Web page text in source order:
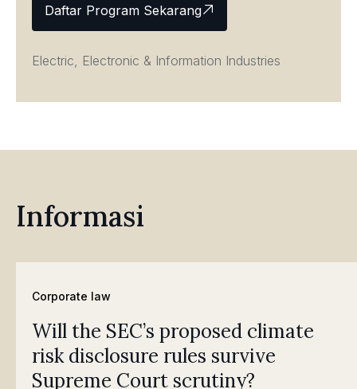
Daftar Program Sekarang
Electric, Electronic & Information Industries
Informasi
Corporate law
Will the SEC’s proposed climate
risk disclosure rules survive
Supreme Court scrutiny?